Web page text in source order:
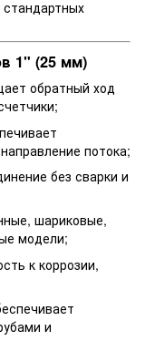
1" (25 мм)
обратный ход
потока;
без сварки и
шариковые,
модели;
к коррозии,
и